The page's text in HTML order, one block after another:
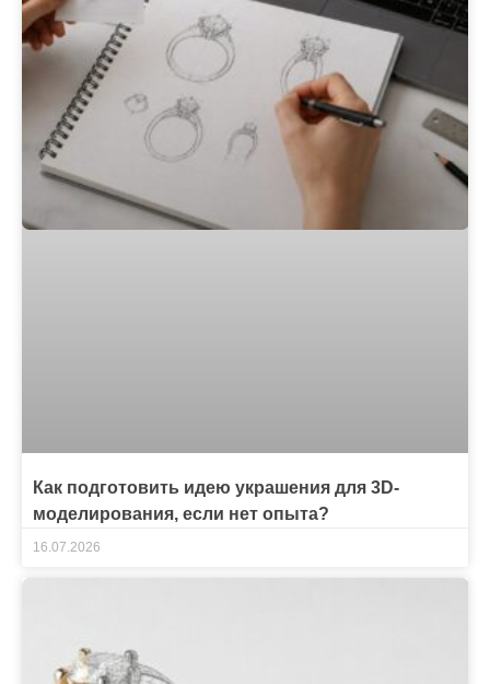
Как подготовить идею украшения для 3D-
моделирования, если нет опыта?
16.07.2026